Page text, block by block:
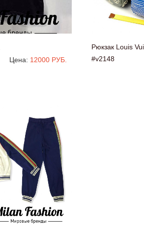
Цена: 12000 РУБ.
Рюкзак Louis
#v2148